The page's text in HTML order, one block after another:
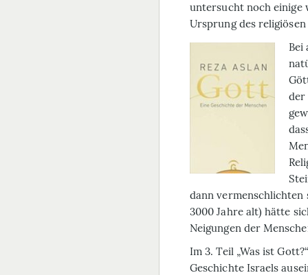
untersucht noch einige
Ursprung des religiösen
Bei
der
dann
3000 Jahre alt) hätte
Neigungen der
Im 3. Teil „Was ist
Geschichte Israels